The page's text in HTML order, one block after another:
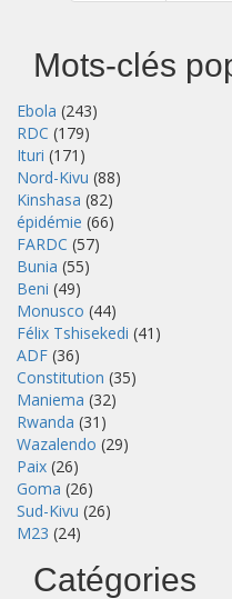
Mots-clés
Ebola (243)
RDC (179)
Ituri (171)
Nord-Kivu (88)
Kinshasa (82)
épidémie (66)
FARDC (57)
Bunia (55)
Beni (49)
Monusco (44)
Félix Tshisekedi (41)
ADF (36)
Constitution (35)
Maniema (32)
Rwanda (31)
Wazalendo (29)
Paix (26)
Goma (26)
Sud-Kivu (26)
M23 (24)
Catégories